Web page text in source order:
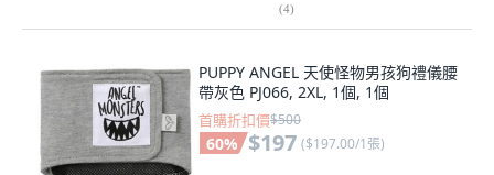
(4)
PUPPY ANGEL 天使怪物男孩狗禮儀腰
帶灰色 PJ066, 2XL, 1個, 1個
首購折扣價$500
60% $197 ($197.00/1張)